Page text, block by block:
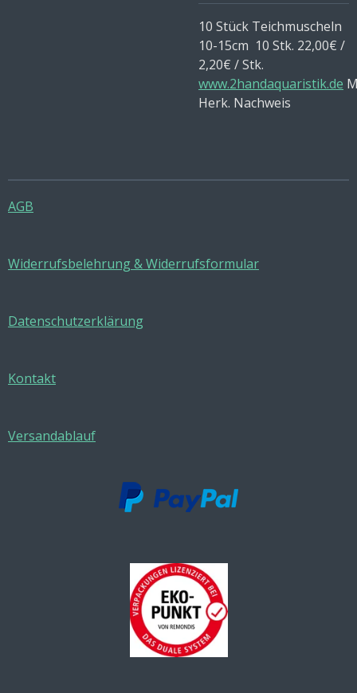
10 Stück Teichmuscheln
10-15cm 10 Stk. 22,00€ /
2,20€ / Stk.
www.2handaquaristik.de
Herk. Nachweis
AGB
Widerrufsbelehrung & Widerrufsformular
Datenschutzerklärung
Kontakt
Versandablauf